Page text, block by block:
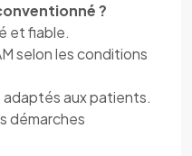
?
et fiable.
selon les conditions
aux patients.
démarches